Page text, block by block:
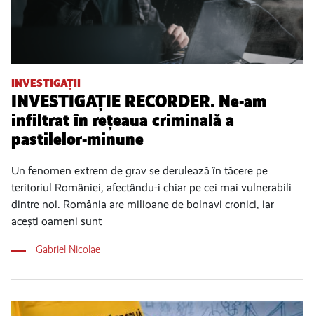
INVESTIGAȚII
INVESTIGAȚIE RECORDER. Ne-am
infiltrat în rețeaua criminală a
pastilelor-minune
Un fenomen extrem de grav se derulează în tăcere pe
teritoriul României, afectându-i chiar pe cei mai vulnerabili
dintre noi. România are milioane de bolnavi cronici, iar
acești oameni sunt
Gabriel Nicolae